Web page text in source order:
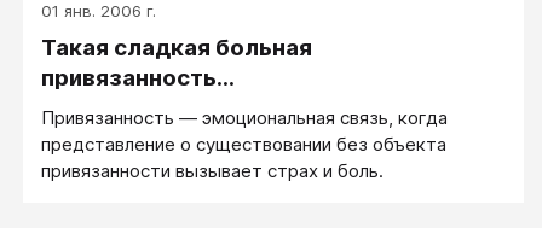
удаётся схватить, то бывшие заложники,
подверженные стокгольмскому синдрому, могут
активно интересоваться их дальнейшей судьбой,
заключения и т. д.
01 янв. 2006 г.
Такая сладкая больная
привязанность...
Привязанность — эмоциональная связь, когда
представление о существовании без объекта
привязанности вызывает страх и боль.